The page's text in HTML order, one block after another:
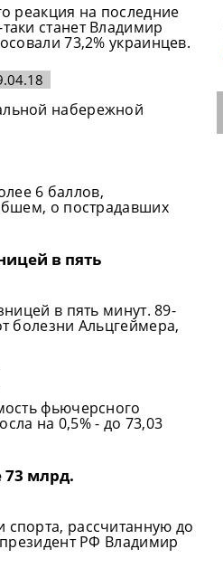
реакция на последние
станет Владимир
73,2% украинцев.
набережной
6 баллов,
о пострадавших
в пять
в пять минут. 89-
болезни Альцгеймера,
фьючерсного
на 0,5% - до 73,03
73 млрд.
рассчитанную до
РФ Владимир